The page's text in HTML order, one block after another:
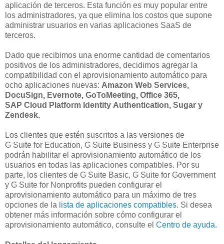
aplicación de terceros. Esta función es muy popular entre
los administradores, ya que elimina los costos que supone
administrar usuarios en varias aplicaciones SaaS de
terceros.
Dado que recibimos una enorme cantidad de comentarios
positivos de los administradores, decidimos agregar la
compatibilidad con el aprovisionamiento automático para
ocho aplicaciones nuevas: Amazon Web Services,
DocuSign, Evernote, GoToMeeting, Office 365,
SAP Cloud Platform Identity Authentication, Sugar y
Zendesk.
Los clientes que estén suscritos a las versiones de
G Suite for Education, G Suite Business y G Suite Enterprise
podrán habilitar el aprovisionamiento automático de los
usuarios en todas las aplicaciones compatibles. Por su
parte, los clientes de G Suite Basic, G Suite for Government
y G Suite for Nonprofits pueden configurar el
aprovisionamiento automático para un máximo de tres
opciones de la lista de aplicaciones compatibles. Si desea
obtener más información sobre cómo configurar el
aprovisionamiento automático, consulte el Centro de ayuda.